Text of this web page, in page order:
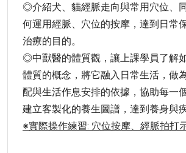
◎介紹犬、貓經脈走向與常用穴位、
何運用經脈、穴位的按摩，達到日常
治療的目的。
◎中獸醫的體質觀，讓上課學員了解
體質的概念，將它融入日常生活，做
配與生活作息安排的依據，協助每一
建立客製化的養生圖譜，達到養身與
※實際操作練習: 穴位按摩、經脈拍打